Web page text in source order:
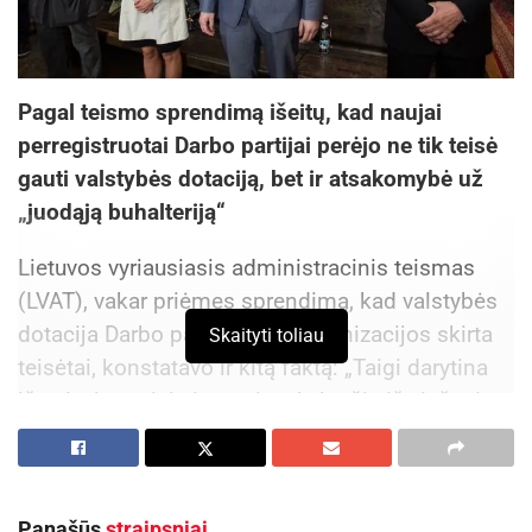
Pagal teismo sprendimą išeitų, kad naujai
perregistruotai Darbo partijai perėjo ne tik teisė
gauti valstybės dotaciją, bet ir atsakomybė už
„juodąją buhalteriją“
Lietuvos vyriausiasis administracinis teismas
(LVAT), vakar priėmęs sprendimą, kad valstybės
dotacija Darbo partijai po reorganizacijos skirta
teisėtai, konstatavo ir kitą faktą: „Taigi darytina
išvada, jog teisių ir pareigų, kylančių iš viešosios
teisės reguliuojamų teisinių santykių, perėjimas
po reorganizacijos veiklą tęsiančiam ar naujai
Skaityti toliau